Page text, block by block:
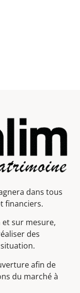
dans tous
financiers.
sur mesure,
des
afin de
du marché à